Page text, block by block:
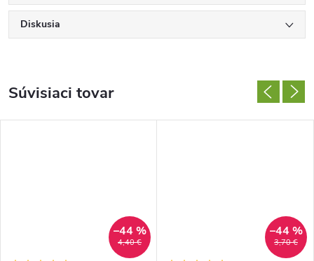
Diskusia
Súvisiaci tovar
4,40 €
–44 %
3,70 €
–44 %